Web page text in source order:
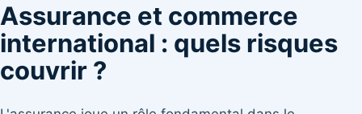
Assurance et commerce
international : quels risques
couvrir ?